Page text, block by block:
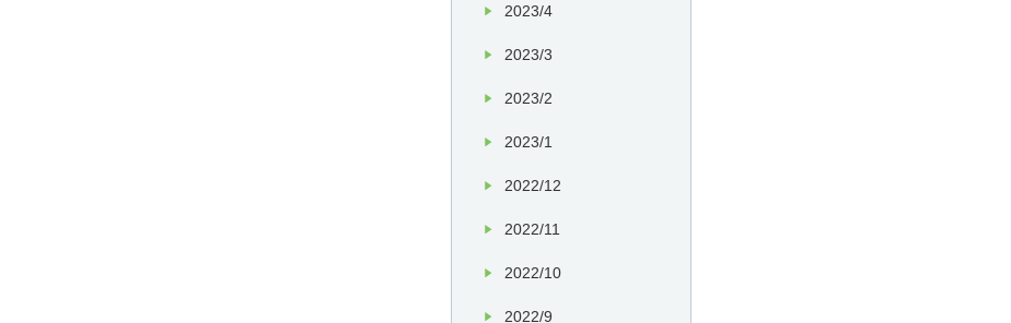
2023/4
2023/3
2023/2
2023/1
2022/12
2022/11
2022/10
2022/9